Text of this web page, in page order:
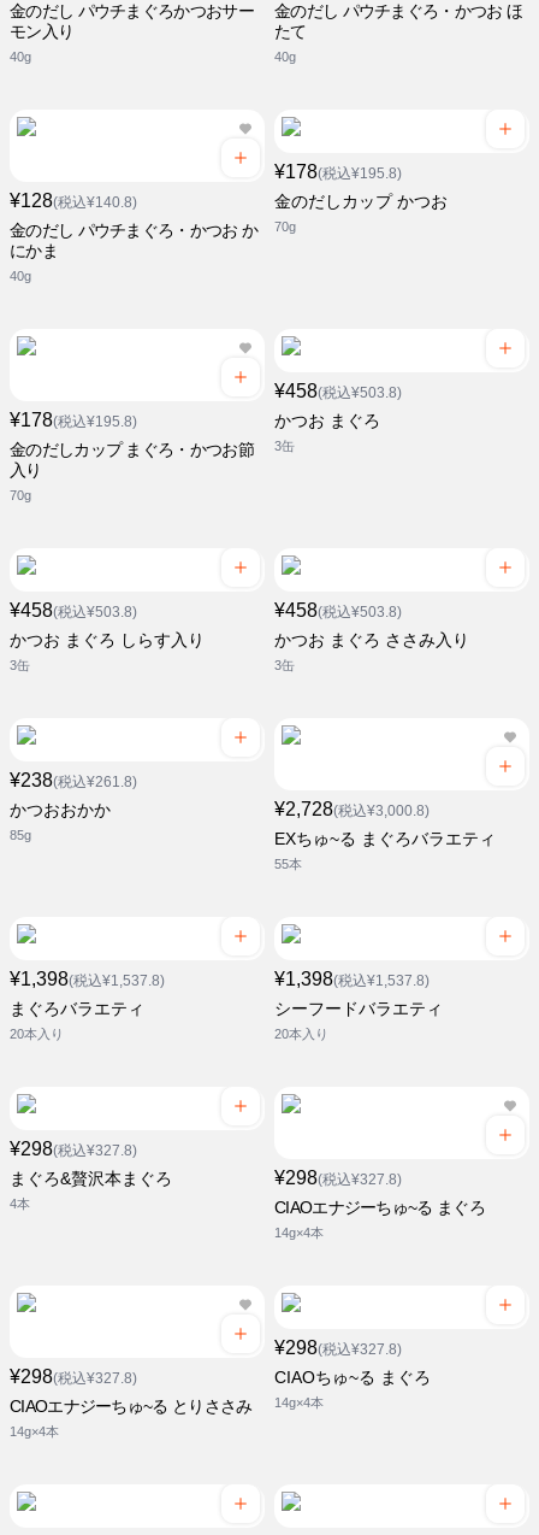
金のだし パウチまぐろかつおサー
モン入り
40g
金のだし パウチまぐろ・かつお ほ
たて
40g
¥128(税込¥140.8)
金のだし パウチまぐろ・かつお か
にかま
40g
¥178(税込¥195.8)
金のだしカップ かつお
70g
¥178(税込¥195.8)
金のだしカップ まぐろ・かつお節
入り
70g
¥458(税込¥503.8)
かつお まぐろ
3缶
¥458(税込¥503.8)
かつお まぐろ しらす入り
3缶
¥458(税込¥503.8)
かつお まぐろ ささみ入り
3缶
¥238(税込¥261.8)
かつおおかか
85g
¥2,728(税込¥3,000.8)
EXちゅ~る まぐろバラエティ
55本
¥1,398(税込¥1,537.8)
まぐろバラエティ
20本入り
¥1,398(税込¥1,537.8)
シーフードバラエティ
20本入り
¥298(税込¥327.8)
まぐろ&贅沢本まぐろ
4本
¥298(税込¥327.8)
CIAOエナジーちゅ~る まぐろ
14g×4本
¥298(税込¥327.8)
CIAOエナジーちゅ~る とりささみ
14g×4本
¥298(税込¥327.8)
CIAOちゅ~る まぐろ
14g×4本